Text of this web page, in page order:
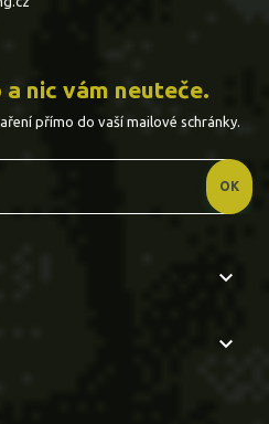
nic vám neuteče.
přímo do vaší mailové schránky.
keyboard_arrow_down
keyboard_arrow_down